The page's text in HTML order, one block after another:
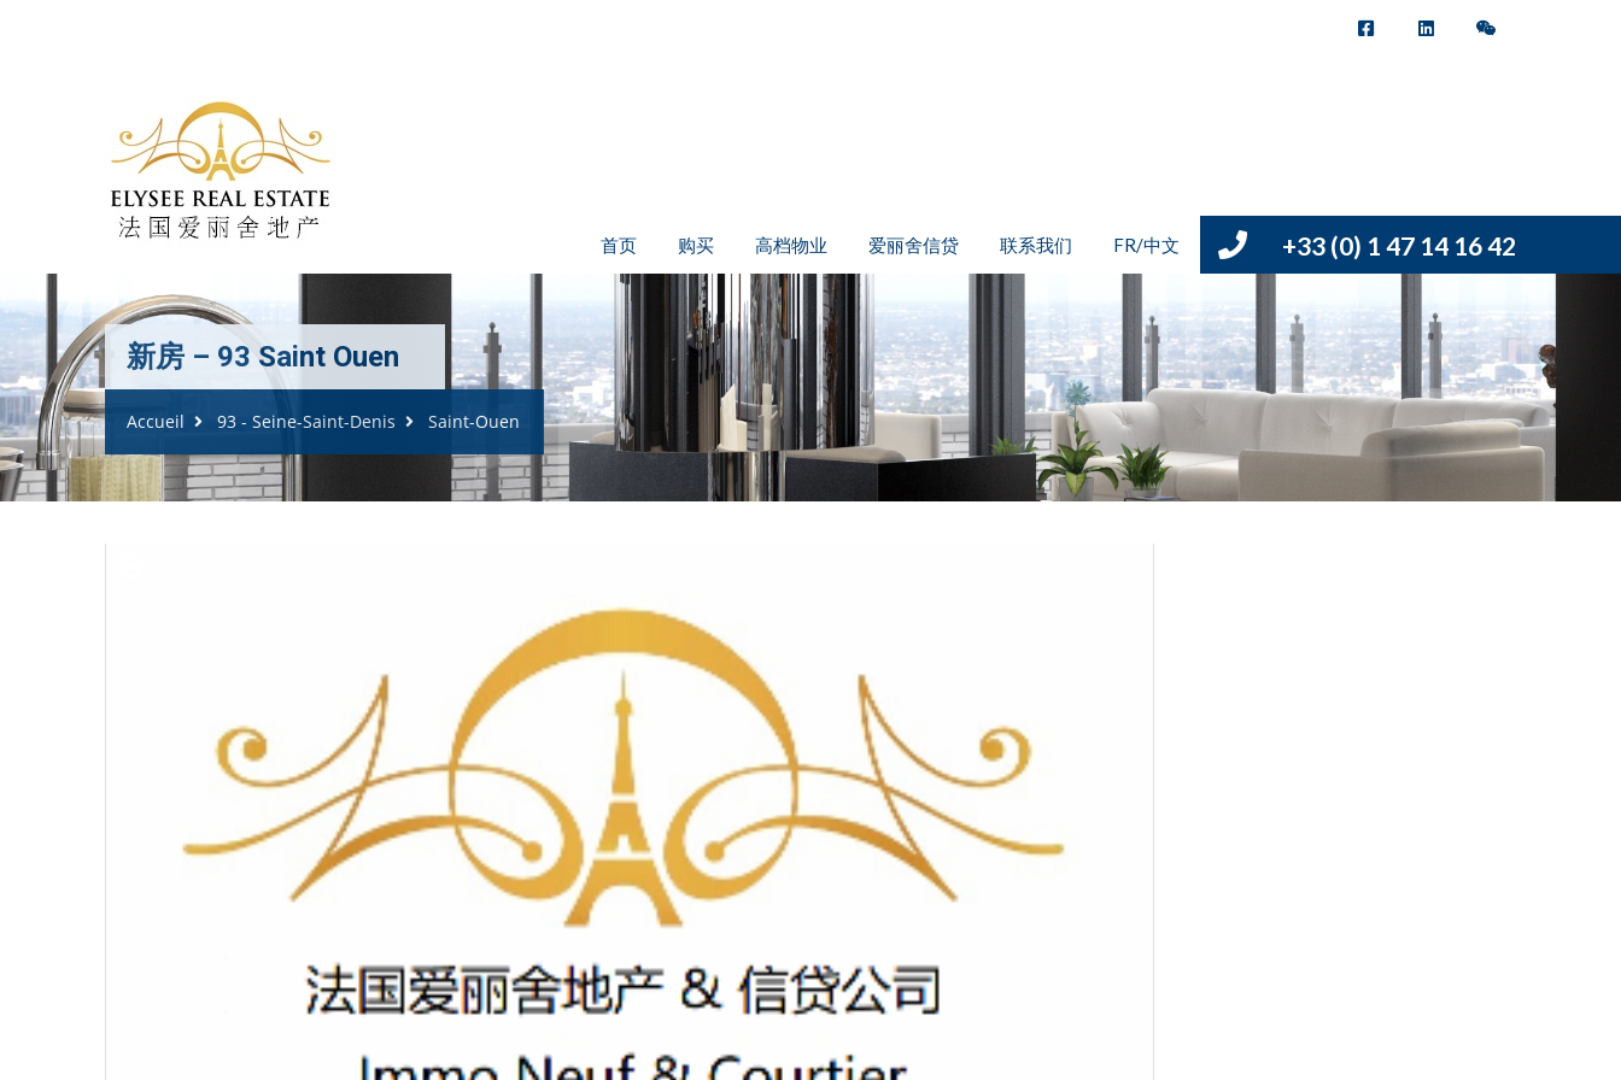
+33 (0) 1 47 14 16 42
首页 购买 高档物业 爱丽舍信贷 联系我们 FR/中文
新房 – 93 Saint Ouen
Accueil 93 - Seine-Saint-Denis Saint-Ouen